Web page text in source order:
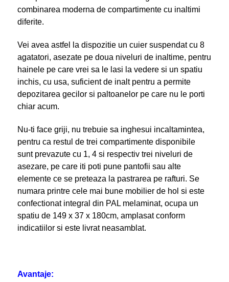
combinarea moderna de compartimente cu inaltimi
diferite.
Vei avea astfel la dispozitie un cuier suspendat cu 8
agatatori, asezate pe doua niveluri de inaltime, pentru
hainele pe care vrei sa le lasi la vedere si un spatiu
inchis, cu usa, suficient de inalt pentru a permite
depozitarea gecilor si paltoanelor pe care nu le porti
chiar acum.
Nu-ti face griji, nu trebuie sa inghesui incaltamintea,
pentru ca restul de trei compartimente disponibile
sunt prevazute cu 1, 4 si respectiv trei niveluri de
asezare, pe care iti poti pune pantofii sau alte
elemente ce se preteaza la pastrarea pe rafturi. Se
numara printre cele mai bune mobilier de hol si este
confectionat integral din PAL melaminat, ocupa un
spatiu de 149 x 37 x 180cm, amplasat conform
indicatiilor si este livrat neasamblat.
Avantaje: